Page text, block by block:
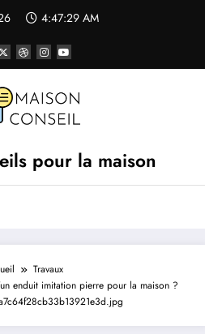
4:47:29 AM
pour la maison
Travaux
enduit imitation pierre pour la maison ?